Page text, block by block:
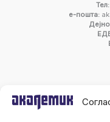
Тел:
е-пошта: